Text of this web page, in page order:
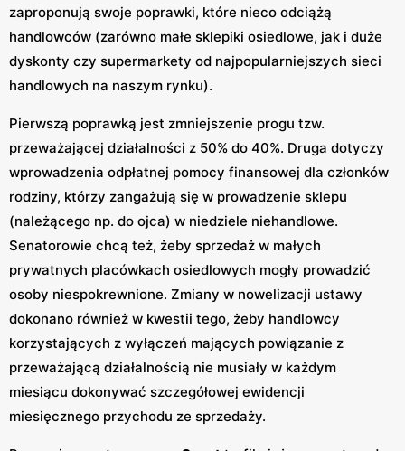
zaproponują swoje poprawki, które nieco odciążą
handlowców (zarówno małe sklepiki osiedlowe, jak i duże
dyskonty czy supermarkety od najpopularniejszych sieci
handlowych na naszym rynku).
Pierwszą poprawką jest zmniejszenie progu tzw.
przeważającej działalności z 50% do 40%. Druga dotyczy
wprowadzenia odpłatnej pomocy finansowej dla członków
rodziny, którzy zangażują się w prowadzenie sklepu
(należącego np. do ojca) w niedziele niehandlowe.
Senatorowie chcą też, żeby sprzedaż w małych
prywatnych placówkach osiedlowych mogły prowadzić
osoby niespokrewnione. Zmiany w nowelizacji ustawy
dokonano również w kwestii tego, żeby handlowcy
korzystających z wyłączeń mających powiązanie z
przeważającą działalnością nie musiały w każdym
miesiącu dokonywać szczegółowej ewidencji
miesięcznego przychodu ze sprzedaży.